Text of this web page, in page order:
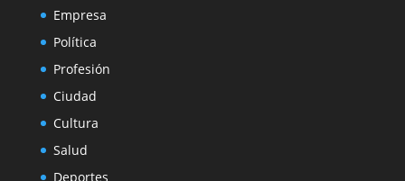
Empresa
Política
Profesión
Ciudad
Cultura
Salud
Deportes